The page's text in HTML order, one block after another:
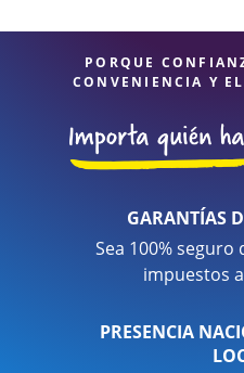
PORQUE
CONVENIENCIA Y
GARANTÍAS
Sea 100%
impuestos
PRESENCIA